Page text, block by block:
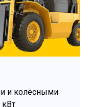
и колёсными